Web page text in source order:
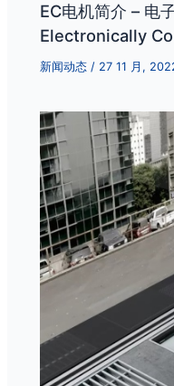
EC电机简介 – 电
Electronically
新闻动态 / 27 11 月,